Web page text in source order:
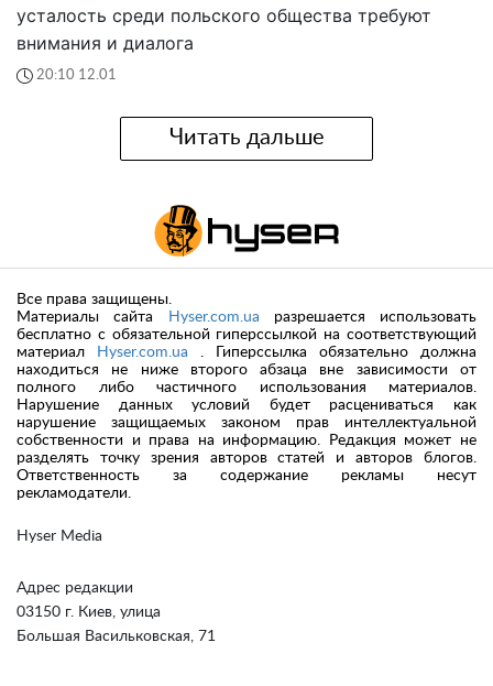
усталость среди польского общества требуют
внимания и диалога
20:10 12.01
Читать дальше
Hyser Media
Адрес редакции
03150 г. Киев, улица
Большая Васильковская, 71
Все права защищены.
Материалы сайта
Hyser.com.ua разрешается использовать
бесплатно с обязательной гиперссылкой на соответствующий
материал
Hyser.com.ua . Гиперссылка обязательно должна
находиться не ниже второго абзаца вне зависимости от
полного либо частичного использования материалов.
Нарушение данных условий будет расцениваться как
нарушение защищаемых законом прав интеллектуальной
собственности и права на информацию. Редакция может не
разделять точку зрения авторов статей и авторов блогов.
Ответственность за содержание рекламы несут
рекламодатели.